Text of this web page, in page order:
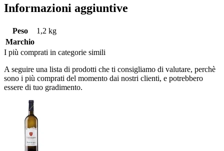
Informazioni aggiuntive
Peso
1,2 kg
Marchio
I più comprati in categorie simili
A seguire una lista di prodotti che ti consigliamo di valutare, perchè
sono i più comprati del momento dai nostri clienti, e potrebbero
essere di tuo gradimento.